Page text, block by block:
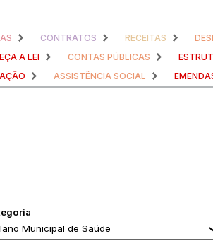
CONTRATOS RECEITAS
A LEI CONTAS PÚBLICAS
ASSISTÊNCIA SOCIAL